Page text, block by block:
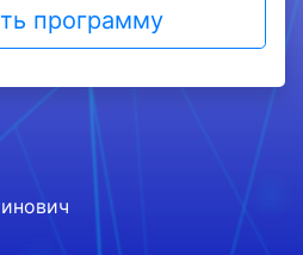
программу